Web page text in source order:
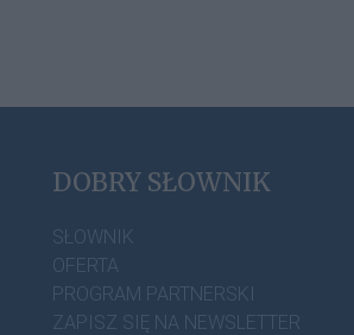
DOBRY SŁOWNIK
SŁOWNIK
OFERTA
PROGRAM PARTNERSKI
ZAPISZ SIĘ NA NEWSLETTER